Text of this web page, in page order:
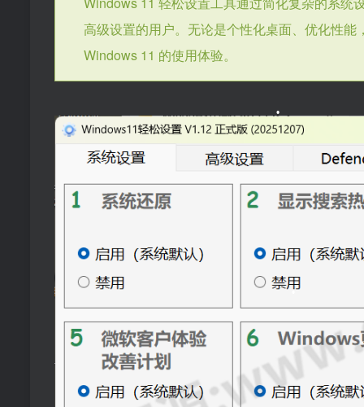
高级设置的用户。无论是个性化桌面、优化性
Windows 11 的使用体验。